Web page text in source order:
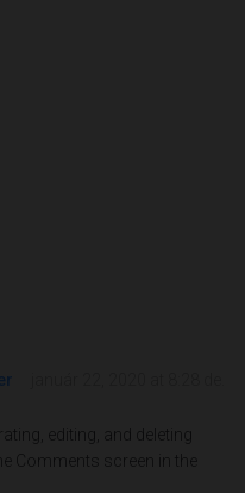
editing, and deleting
Comments screen in the